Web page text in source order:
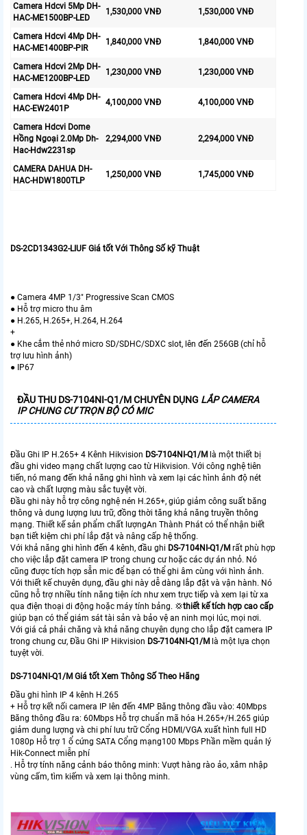
Camera Hdcvi 5Mp DH-
HAC-ME1500BP-LED
1,530,000 VNĐ 1,530,000 VNĐ
Camera Hdcvi 4Mp DH-
HAC-ME1400BP-PIR
1,840,000 VNĐ 1,840,000 VNĐ
Camera Hdcvi 2Mp DH-
HAC-ME1200BP-LED
1,230,000 VNĐ 1,230,000 VNĐ
Camera Hdcvi 4Mp DH-
HAC-EW2401P
4,100,000 VNĐ 4,100,000 VNĐ
Camera Hdcvi Dome
Hồng Ngoại 2.0Mp Dh-
Hac-Hdw2231sp
2,294,000 VNĐ 2,294,000 VNĐ
CAMERA DAHUA DH-
HAC-HDW1800TLP
1,250,000 VNĐ 1,745,000 VNĐ
DS-2CD1343G2-LIUF Giá tốt Với Thông Số kỹ Thuật
● Camera 4MP 1/3" Progressive Scan CMOS
● Hỗ trợ micro thu âm
● H.265, H.265+, H.264, H.264
+
● Khe cắm thẻ nhớ micro SD/SDHC/SDXC slot, lên đến 256GB (chỉ hỗ
trợ lưu hình ảnh)
● IP67
ĐẦU THU DS-7104NI-Q1/MCHUYÊN DỤNG LẮP CAMERA
IP CHUNG CƯ TRỌN BỘ CÓ MIC
Đầu Ghi IP H.265+ 4 Kênh Hikvision DS-7104NI-Q1/M là một thiết bị
đầu ghi video mạng chất lượng cao từ Hikvision. Với công nghệ tiên
tiến, nó mang đến khả năng ghi hình và xem lại các hình ảnh độ nét
cao và chất lượng màu sắc tuyệt vời.
Đầu ghi này hỗ trợ công nghệ nén H.265+, giúp giảm công suất băng
thông và dung lượng lưu trữ, đồng thời tăng khả năng truyền thông
mạng. Thiết kế sản phẩm chất lượngAn Thành Phát có thể nhận biết
bạn tiết kiệm chi phí lắp đặt và nâng cấp hệ thống.
Với khả năng ghi hình đến 4 kênh, đầu ghi DS-7104NI-Q1/M rất phù hợp
cho việc lắp đặt camera IP trong chung cư hoặc các dự án nhỏ. Nó
cũng được tích hợp sẵn mic để bạn có thể ghi âm cùng với hình ảnh.
Với thiết kế chuyên dụng, đầu ghi này dễ dàng lắp đặt và vận hành. Nó
cũng hỗ trợ nhiều tính năng tiện ích như xem trực tiếp và xem lại từ xa
qua điện thoại di động hoặc máy tính bảng. 💢thiết kế tích hợp cao cấp
giúp bạn có thể giám sát tài sản và bảo vệ an ninh mọi lúc, mọi nơi.
Với giá cả phải chăng và khả năng chuyên dụng cho lắp đặt camera IP
trong chung cư, Đầu Ghi IP Hikvision DS-7104NI-Q1/M là một lựa chọn
tuyệt vời.
DS-7104NI-Q1/M Giá tốt Xem Thông Số Theo Hãng
Đầu ghi hình IP 4 kênh H.265
+ Hỗ trợ kết nối camera IP lên đến 4MP Băng thông đầu vào: 40Mbps
Băng thông đầu ra: 60Mbps Hỗ trợ chuẩn mã hóa H.265+/H.265 giúp
giảm dung lượng và chi phí lưu trữ Cổng HDMI/VGA xuất hình full HD
1080p Hỗ trợ 1 ổ cứng SATA Cổng mạng100 Mbps Phần mềm quản lý
Hik-Connect miễn phí
. Hỗ trợ tính năng cảnh báo thông minh: Vượt hàng rào ảo, xâm nhập
vùng cấm, tìm kiếm và xem lại thông minh.